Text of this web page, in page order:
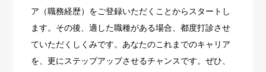
ア（職務経歴）をご登録いただくことからスタートし
ます。その後、適した職種がある場合、都度打診させ
ていただくしくみです。あなたのこれまでのキャリア
を、更にステップアップさせるチャンスです。ぜひ、